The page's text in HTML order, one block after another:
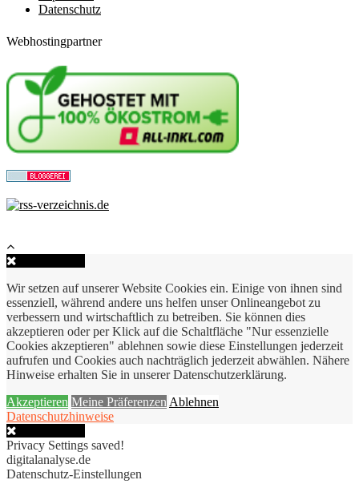
Datenschutz
Webhostingpartner
Wir setzen auf unserer Website Cookies ein. Einige von ihnen sind
essenziell, während andere uns helfen unser Onlineangebot zu
verbessern und wirtschaftlich zu betreiben. Sie können dies
akzeptieren oder per Klick auf die Schaltfläche "Nur essenzielle
Cookies akzeptieren" ablehnen sowie diese Einstellungen jederzeit
aufrufen und Cookies auch nachträglich jederzeit abwählen. Nähere
Hinweise erhalten Sie in unserer Datenschutzerklärung.
Akzeptieren Meine Präferenzen Ablehnen
Datenschutzhinweise
Privacy Settings saved!
digitalanalyse.de
Datenschutz-Einstellungen